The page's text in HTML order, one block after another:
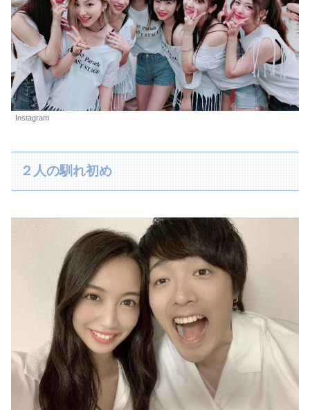
Instagram
２人の馴れ初め